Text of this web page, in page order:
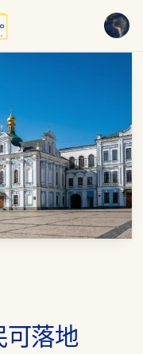
RU Русский
ZH 中文
TR Türkçe
可落地